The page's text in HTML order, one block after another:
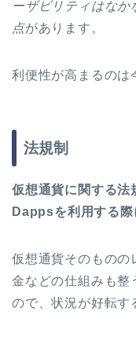
ーザビリティはな
点があります。
利便性が高まるのは
法規制
仮想通貨に関する法
Dappsを利用する
仮想通貨そのものの
金などの仕組みも整
ので、状況が好転す